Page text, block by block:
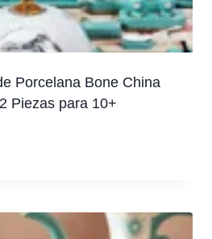
Porcelana Bone China
Piezas para 10+